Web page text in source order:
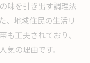
味を引き出す調理法
、地域住民の生活リ
工夫されており、
の理由です。